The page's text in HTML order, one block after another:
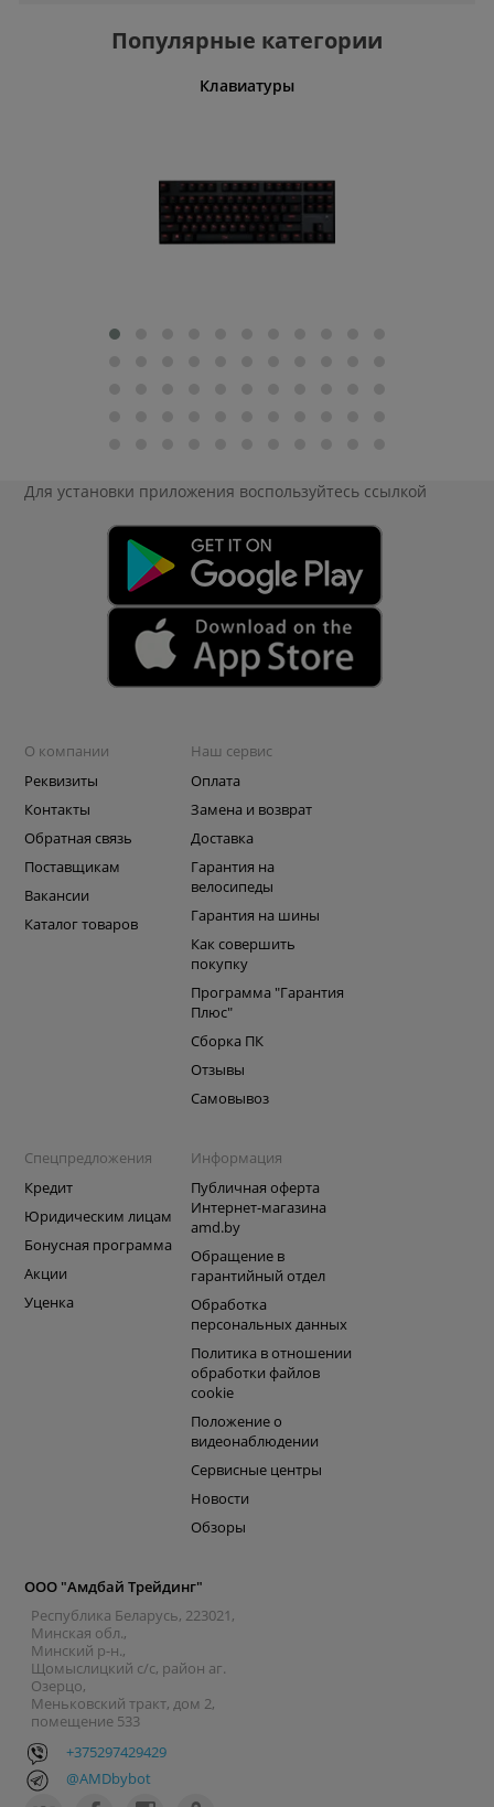
Популярные категории
Клавиатуры
Для установки приложения воспользуйтесь ссылкой
О компании
Реквизиты
Контакты
Обратная связь
Поставщикам
Вакансии
Каталог товаров
Наш сервис
Оплата
Замена и возврат
Доставка
Гарантия на
велосипеды
Гарантия на шины
Как совершить
покупку
Программа "Гарантия
Плюс"
Сборка ПК
Отзывы
Самовывоз
Спецпредложения
Кредит
Юридическим лицам
Бонусная программа
Акции
Уценка
Информация
Публичная оферта
Интернет-магазина
amd.by
Обращение в
гарантийный отдел
Обработка
персональных данных
Политика в отношении
обработки файлов
cookie
Положение о
видеонаблюдении
Сервисные центры
Новости
Обзоры
ООО "Амдбай Трейдинг"
Республика Беларусь, 223021,
Минская обл.,
Минский р-н.,
Щомыслицкий с/с, район аг.
Озерцо,
Меньковский тракт, дом 2,
помещение 533
+375297429429
@AMDbybot